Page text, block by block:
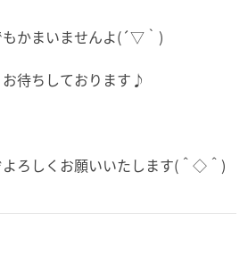
かまいませんよ(´▽｀)
待ちしております♪
ろしくお願いいたします(＾◇＾)